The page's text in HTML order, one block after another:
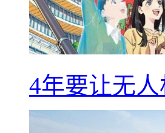
4年要让无